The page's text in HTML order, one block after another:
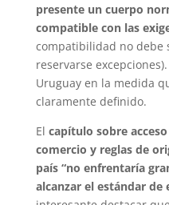
presente un cuerpo
compatible con las
compatibilidad no debe
reservarse
Uruguay en la medida
claramente definido.
El capítulo sobre
comercio y reglas de
país “no enfrentaría
alcanzar el estándar de